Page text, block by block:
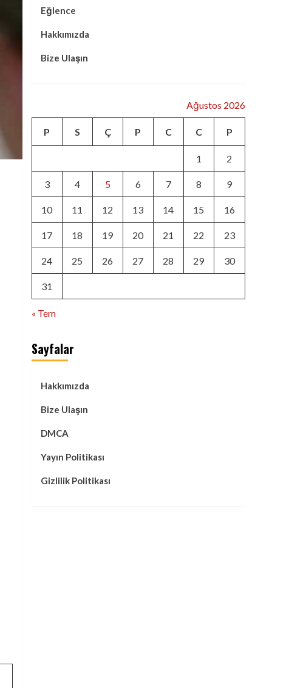
Eğlence
Hakkımızda
Bize Ulaşın
Ağustos 2026
P S Ç P C C P
1 2
3 4 5 6 7 8 9
10 11 12 13 14 15 16
17 18 19 20 21 22 23
24 25 26 27 28 29 30
31
« Tem
Sayfalar
Hakkımızda
Bize Ulaşın
DMCA
Yayın Politikası
Gizlilik Politikası